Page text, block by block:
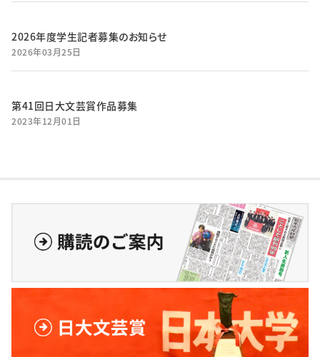
2026年度学生記者募集のお知らせ
2026年03月25日
第41回日大文芸賞作品募集
2023年12月01日